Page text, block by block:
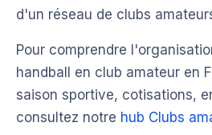
d'un réseau de clubs
Pour comprendre
handball en club amateur en
saison sportive, cotisations,
consultez notre hub Clubs